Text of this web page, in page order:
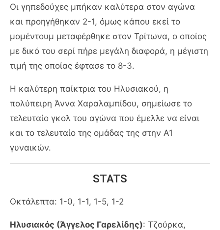
Οι γηπεδούχες μπήκαν καλύτερα στον αγώνα
και προηγήθηκαν 2-1, όμως κάπου εκεί το
μομέντουμ μεταφέρθηκε στον Τρίτωνα, ο οποίος
με δικό του σερί πήρε μεγάλη διαφορά, η μέγιστη
τιμή της οποίας έφτασε το 8-3.
Η καλύτερη παίκτρια του Ηλυσιακού, η
πολύπειρη Άννα Χαραλαμπίδου, σημείωσε το
τελευταίο γκολ του αγώνα που έμελλε να είναι
και το τελευταίο της ομάδας της στην Α1
γυναικών.
STATS
Οκτάλεπτα: 1-0, 1-1, 1-5, 1-2
Ηλυσιακός (Άγγελος Γαρελίδης): Τζούρκα,